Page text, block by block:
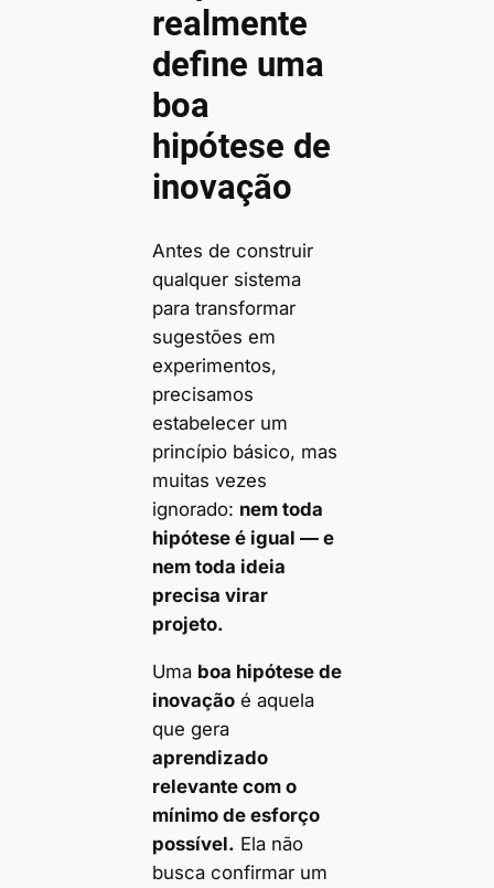
realmente
define uma
boa
hipótese de
inovação
Antes de construir
qualquer sistema
para transformar
sugestões em
experimentos,
precisamos
estabelecer um
princípio básico, mas
muitas vezes
ignorado: nem toda
hipótese é igual — e
nem toda ideia
precisa virar
projeto.
Uma boa hipótese de
inovaçãoé aquela
que gera
aprendizado
relevante com o
mínimo de esforço
possível. Ela não
busca confirmar um